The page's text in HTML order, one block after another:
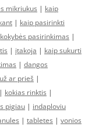
mikriukus | kaip
| kaip pasirinkti
kokybės pasirinkimas |
| įtakoja | kaip sukurti
| dangos
ar prieš |
| kokias rinktis |
pigiau | indaploviu
| tabletes | vonios